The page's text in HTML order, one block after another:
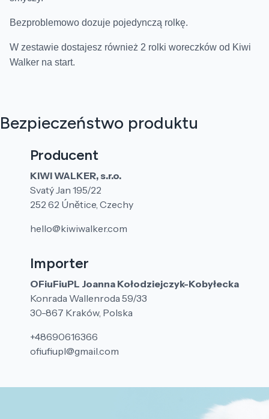
Bezproblemowo dozuje pojedynczą rolkę.
W zestawie dostajesz również 2 rolki woreczków od Kiwi
Walker na start.
Bezpieczeństwo produktu
Producent
KIWI WALKER, s.r.o.
Svatý Jan 195/22
252 62 Únětice, Czechy
hello@kiwiwalker.com
Importer
OFiuFiuPL Joanna Kołodziejczyk-Kobyłecka
Konrada Wallenroda 59/33
30-867 Kraków, Polska
+48690616366
ofiufiupl@gmail.com